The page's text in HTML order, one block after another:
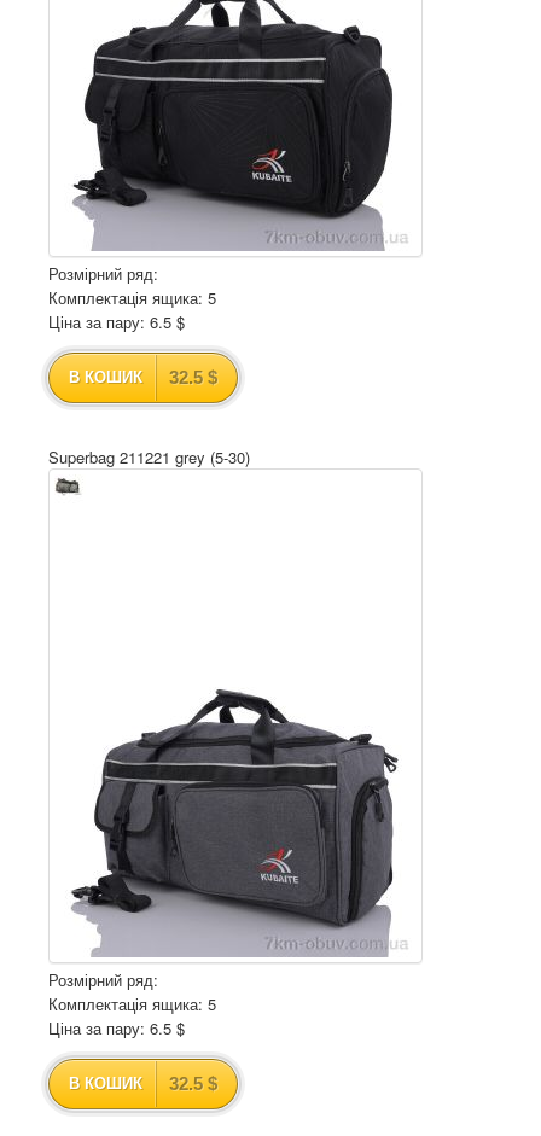
Розмірний ряд:
Комплектація ящика: 5
Ціна за пару: 6.5 $
В КОШИК 32.5 $
Superbag 211221 grey (5-30)
Розмірний ряд:
Комплектація ящика: 5
Ціна за пару: 6.5 $
В КОШИК 32.5 $